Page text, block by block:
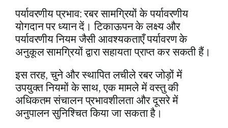
पर्यावरणीय प्रभाव: रबर सामग्रियों के पर्यावरणीय
योगदान पर ध्यान दें। टिकाऊपन के लक्ष्य और
पर्यावरणीय नियम जैसी आवश्यकताएँ पर्यावरण के
अनुकूल सामग्रियों द्वारा सहायता प्राप्त कर सकती हैं।
इस तरह, चुने और स्थापित लचीले रबर जोड़ों में
उपयुक्त नियमों के साथ, एक मामले में वस्तु की
अधिकतम संचालन प्रभावशीलता और दूसरे में
अनुपालन सुनिश्चित किया जा सकता है।